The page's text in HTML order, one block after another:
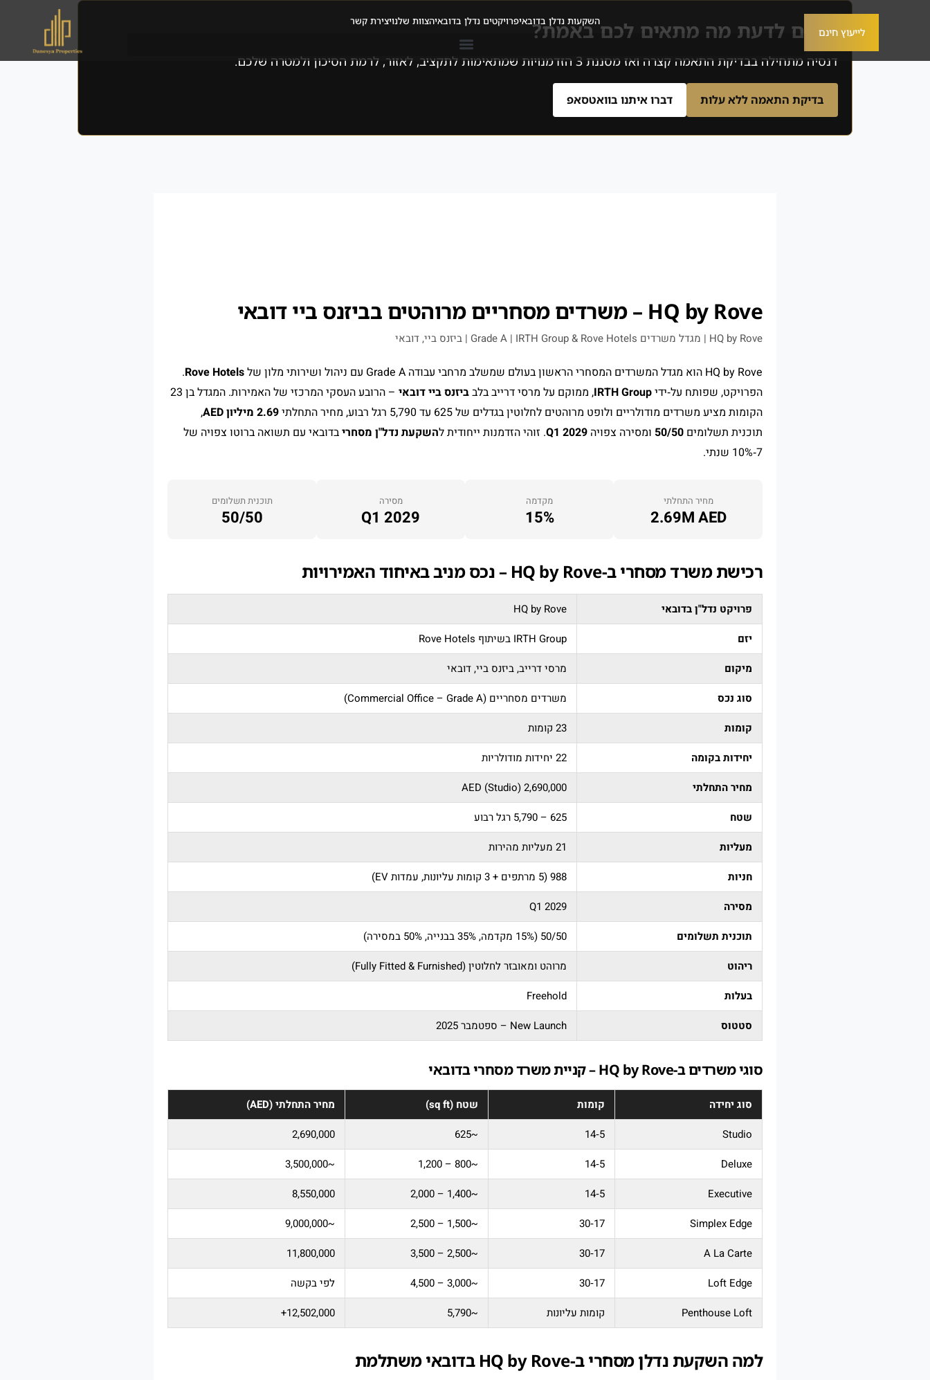
השקעות נדלן בדובאיפרויקטים נדלן בדובאיהצוות שלנויצירת קשר
לייעוץ חינםרוצים לדעת מה מתאים לכם באמת?
דנסיה מתחילה בבדיקת התאמה קצרה ואז מסננת 3 הזדמנויות שמתאימות לתקציב, לאזור, לרמת הסיכון ולמטרה שלכם.
בדיקת התאמה ללא עלות דברו איתנו בוואטסאפ
HQ by Rove – משרדים מסחריים מרוהטים בביזנס ביי דובאי
HQ by Rove | מגדל משרדים Grade A | IRTH Group & Rove Hotels | ביזנס ביי, דובאי
HQ by Rove הוא מגדל המשרדים המסחרי הראשון בעולם שמשלב מרחבי עבודה Grade A עם ניהול ושירותי מלון של Rove Hotels
.
הפרויקט, שפותח על‑ידיIRTH Group, ממוקם על מרסי דרייב בלבביזנס ביי דובאי
– הרובע העסקי המרכזי של האמירות. המגדל בן 23
הקומות מציע משרדים מודולריים ולופט מרוהטים לחלוטין בגדלים של 625 עד 5,790 רגל רבוע, מחיר התחלתי
2.69 מיליון AED
,
תוכנית תשלומים 50/50 ומסירה צפויה Q1 2029. זוהי הזדמנות ייחודית להשקעת נדל"ן מסחריבדובאי עם תשואה ברוטו צפויה של
7‑10% שנתי.
מחיר התחלתי
2.69M AED
מקדמה
15%
מסירה
Q1 2029
תוכנית תשלומים
50/50
רכישת משרד מסחרי ב‑HQ by Rove – נכס מניב באיחוד האמירויות
פרויקט נדל"ן בדובאי
HQ by Rove
יזם
IRTH Group בשיתוף Rove Hotels
מיקום
מרסי דרייב, ביזנס ביי, דובאי
סוג נכס
משרדים מסחריים (Commercial Office – Grade A)
קומות
23 קומות
יחידות בקומה
22 יחידות מודולריות
מחיר התחלתי
2,690,000 AED (Studio)
שטח
625 – 5,790 רגל רבוע
מעליות
21 מעליות מהירות
חניות
988 (5 מרתפים + 3 קומות עליונות, עמדות EV)
מסירה
Q1 2029
תוכנית תשלומים
50/50 (15% מקדמה, 35% בבנייה, 50% במסירה)
ריהוט
מרוהט ומאובזר לחלוטין (Fully Fitted & Furnished)
בעלות
Freehold
סטטוס
New Launch – ספטמבר 2025
סוגי משרדים ב‑HQ by Rove – קניית משרד מסחרי בדובאי
סוג יחידה קומות שטח (sq ft)
מחיר התחלתי (AED)
Studio
5‑14
~625
2,690,000
Deluxe
5‑14
~800 – 1,200
~3,500,000
Executive
5‑14
~1,400 – 2,000
8,550,000
Simplex Edge
17‑30
~1,500 – 2,500
~9,000,000
A La Carte
17‑30
~2,500 – 3,500
11,800,000
Loft Edge
17‑30
~3,000 – 4,500
לפי בקשה
Penthouse Loft
קומות עליונות ~5,790
12,502,000+
למה השקעת נדלן מסחרי ב‑HQ by Rove בדובאי משתלמת